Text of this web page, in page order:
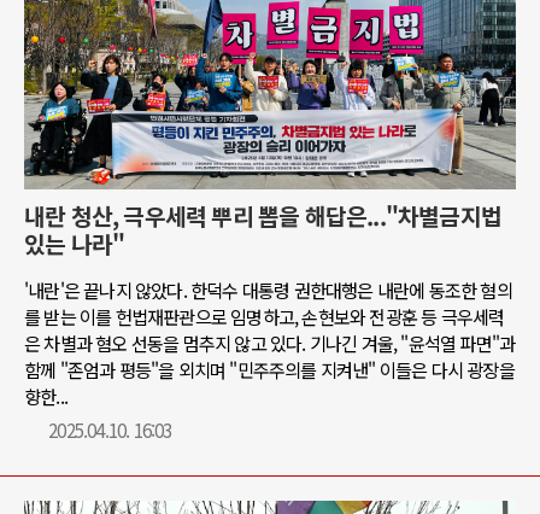
내란 청산, 극우세력 뿌리 뽑을 해답은..."차별금지법
있는 나라"
'내란'은 끝나지 않았다. 한덕수 대통령 권한대행은 내란에 동조한 혐의
를 받는 이를 헌법재판관으로 임명하고, 손현보와 전광훈 등 극우세력
은 차별과 혐오 선동을 멈추지 않고 있다. 기나긴 겨울, "윤석열 파면"과
함께 "존엄과 평등"을 외치며 "민주주의를 지켜낸" 이들은 다시 광장을
향한...
2025.04.10. 16:03